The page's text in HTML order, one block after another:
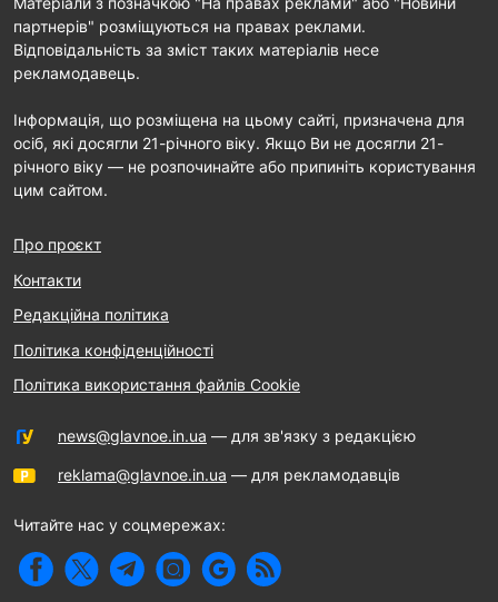
партнерів" розміщуються на правах реклами.
Відповідальність за зміст таких матеріалів несе
рекламодавець.
Інформація, що розміщена на цьому сайті, призначена для
осіб, які досягли 21-річного віку. Якщо Ви не досягли 21-
річного віку — не розпочинайте або припиніть користування
цим сайтом.
Про проєкт
Контакти
Редакційна політика
Політика конфіденційності
Політика використання файлів Cookie
news@glavnoe.in.ua — для зв'язку з редакцією
reklama@glavnoe.in.ua — для рекламодавців
Читайте нас у соцмережах: